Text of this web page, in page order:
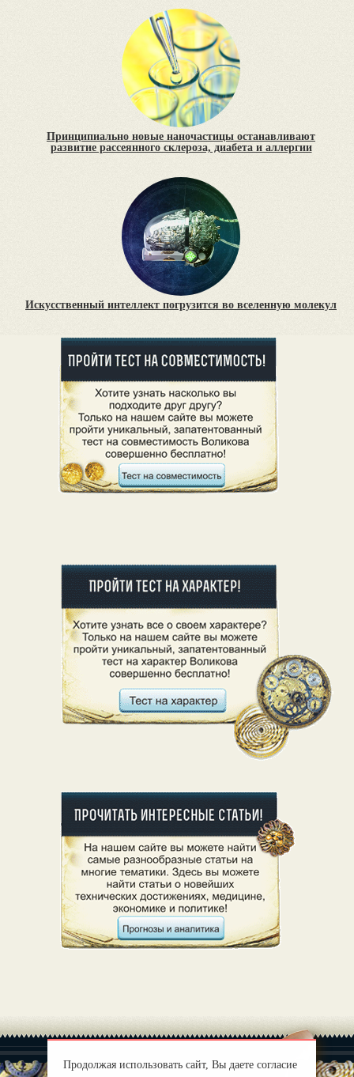
Принципиально новые наночастицы останавливают
развитие рассеянного склероза, диабета и аллергии
Искусственный интеллект погрузится во вселенную молекул
Продолжая использовать сайт, Вы даете согласие